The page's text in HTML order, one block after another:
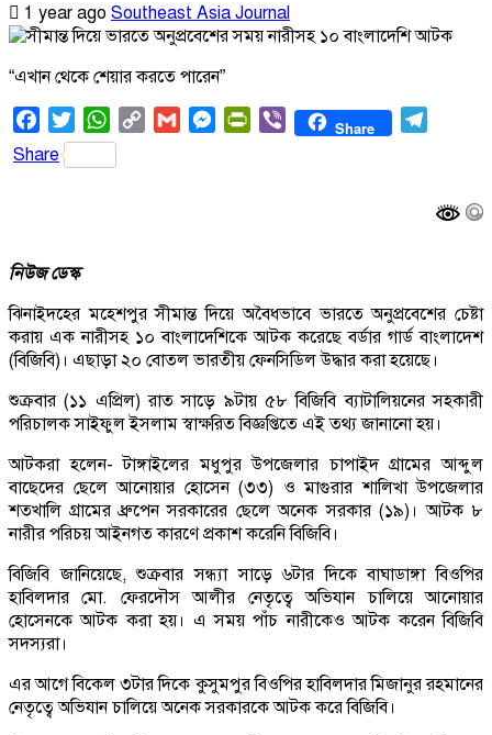
1 year ago Southeast Asia Journal
“এখান থেকে শেয়ার করতে পারেন”
FacebookTwitterWhatsApp
Copy
Gmail MessengerPrintFriendly
Viber Share
Share
নিউজ ডেস্ক
ঝিনাইদহের মহেশপুর সীমান্ত দিয়ে অবৈধভাবে ভারতে অনুপ্রবেশের চেষ্টা
করায় এক নারীসহ ১০ বাংলাদেশিকে আটক করেছে বর্ডার গার্ড বাংলাদেশ
(বিজিবি)। এছাড়া ২০ বোতল ভারতীয় ফেনসিডিল উদ্ধার করা হয়েছে।
শুক্রবার (১১ এপ্রিল) রাত সাড়ে ৯টায় ৫৮ বিজিবি ব্যাটালিয়নের সহকারী
পরিচালক সাইফুল ইসলাম স্বাক্ষরিত বিজ্ঞপ্তিতে এই তথ্য জানানো হয়।
আটকরা হলেন- টাঙ্গাইলের মধুপুর উপজেলার চাপাইদ গ্রামের আব্দুল
বাছেদের ছেলে আনোয়ার হোসেন (৩৩) ও মাগুরার শালিখা উপজেলার
শতখালি গ্রামের ধ্রুপেন সরকারের ছেলে অনেক সরকার (১৯)। আটক ৮
নারীর পরিচয় আইনগত কারণে প্রকাশ করেনি বিজিবি।
বিজিবি জানিয়েছে, শুক্রবার সন্ধ্যা সাড়ে ৬টার দিকে বাঘাডাঙ্গা বিওপির
হাবিলদার মো. ফেরদৌস আলীর নেতৃত্বে অভিযান চালিয়ে আনোয়ার
হোসেনকে আটক করা হয়। এ সময় পাঁচ নারীকেও আটক করেন বিজিবি
সদস্যরা।
এর আগে বিকেল ৩টার দিকে কুসুমপুর বিওপির হাবিলদার মিজানুর রহমানের
নেতৃত্বে অভিযান চালিয়ে অনেক সরকারকে আটক করে বিজিবি।